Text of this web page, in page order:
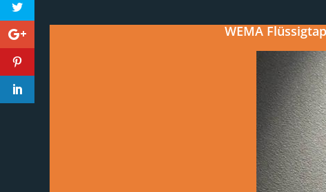
WEMA